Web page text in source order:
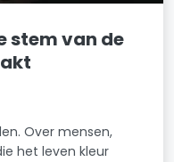
stem van de
Over mensen,
het leven kleur